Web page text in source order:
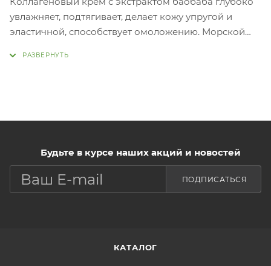
увлажняет, подтягивает, делает кожу упругой и
эластичной, способствует омоложению. Морской
защищает от преждевременного
Нанести небольшое количество средства на
очищенную кожу лица в качестве завершающего
этапа ухода.
Будьте в курсе наших акций и новостей
ПОДПИСАТЬСЯ
КАТАЛОГ